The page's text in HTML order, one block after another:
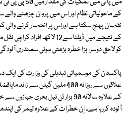
کے ماحولیاتی نظام اور اس میں پروان چڑھنے
نقصان پہنچ سکتا ہے اوراس پر انحصار کرنے والی
کے نتیجے میں ڈیلٹا سے12 لاکھ
کو لاحق دوسرا بڑا خطرہ بڑھتی ہوئی سمندری
پاکستان کی موسمیاتی تبدیلی کی وزارت کی
کے علاوہ سالانہ 90 ہزار ٹن تیل بحری
آلودہ کررہا ہے۔ اِن خطرات کے علاوہ تیمر کی